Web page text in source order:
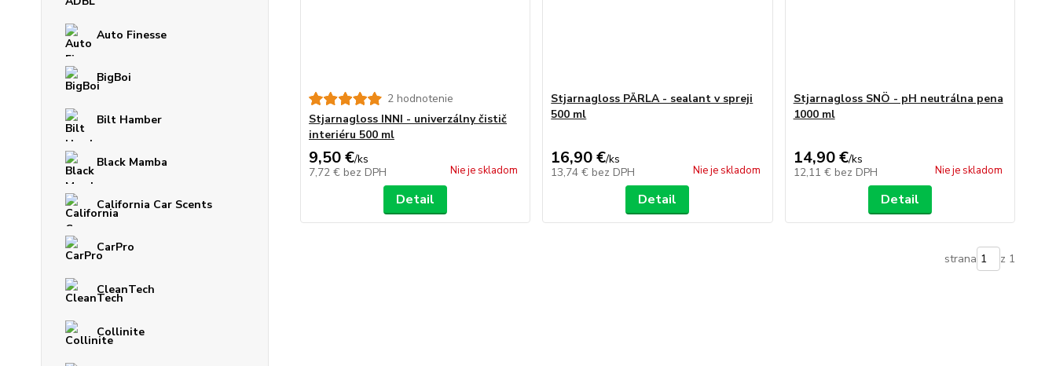
Auto Finesse
BigBoi
Bilt Hamber
Black Mamba
California Car Scents
CarPro
CleanTech
Collinite
2 hodnotenie
Stjarnagloss INNI - univerzálny čistič
interiéru 500 ml
9,50 €/ks
7,72 € bez DPH Nie je skladom
Detail
Stjarnagloss PÄRLA - sealant v spreji
500 ml
16,90 €/ks
13,74 € bez DPH Nie je skladom
Detail
Stjarnagloss SNÖ - pH neutrálna pena
1000 ml
14,90 €/ks
12,11 € bez DPH Nie je skladom
Detail
strana z 1